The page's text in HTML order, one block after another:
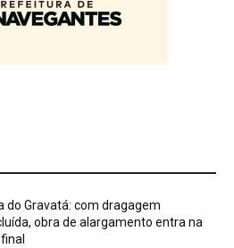
Educador físico Felipe
do Gravatá: com dragagem
obra de alargamento entra na